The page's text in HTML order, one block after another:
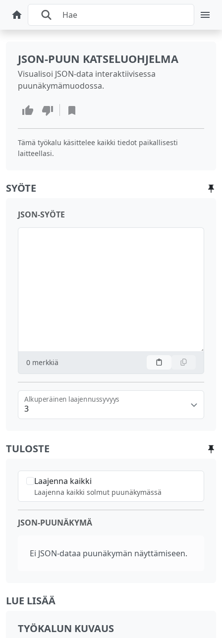
JSON-PUUN KATSELUOHJELMA
Visualisoi JSON-data interaktiivisessa
puunäkymämuodossa.
Tämä työkalu käsittelee kaikki tiedot paikallisesti
laitteellasi.
SYÖTE
JSON-SYÖTE
0 merkkiä
3
Alkuperäinen laajennussyvyys
TULOSTE
Laajenna kaikki
Laajenna kaikki solmut puunäkymässä
JSON-PUUNÄKYMÄ
Ei JSON-dataa puunäkymän näyttämiseen.
LUE LISÄÄ
TYÖKALUN KUVAUS